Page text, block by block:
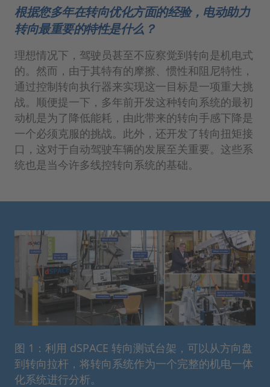
根据您多年在转向优化方面的经验，电动助力
转向最重要的特性是什么？
理想情况下，驾驶员甚至不应察觉到转向是机电式
的。然而，由于其特有的摩擦、惯性和阻尼特性，
通过控制转向执行器来实现这一目标是一项重大挑
战。顺便提一下，多年前开发这种转向系统的最初
动机是为了降低能耗，由此带来的转向手感下降是
一个必须克服的挑战。此外，还开发了转向扭矩接
口，这对于自动驾驶车辆的发展至关重要。这些系
统也是当今许多线控转向系统的基础。
图 1：利用 dSPACE 转向测试台架，可以从方向盘
到转向拉杆，将转向系统作为一个完整的机电一体
化系统进行分析。